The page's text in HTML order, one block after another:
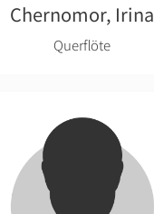
Chernomor, Irina
Querflöte